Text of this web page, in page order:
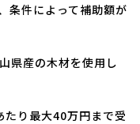
条件によって補助額が
県産の木材を使用し
り最大40万円まで受